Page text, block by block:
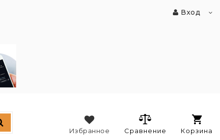
Вход
Корзина
Сравнение
Избранное